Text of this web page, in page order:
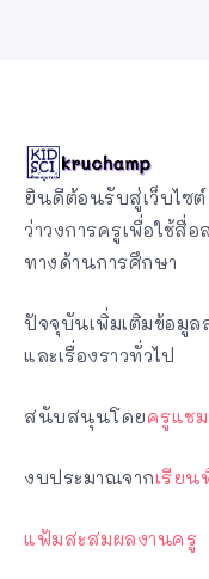
ยินดีต้อนรับสู่เว็บไซต์
ว่าวงการครูเพื่อใช้สื่
ทางด้านการศึกษา
ปัจจุบันเพิ่มเติมข้อมู
และเรื่องราวทั่วไป
สนับสนุนโดยครูแช
งบประมาณจากเรีย
แฟ้มสะสมผลงานครู